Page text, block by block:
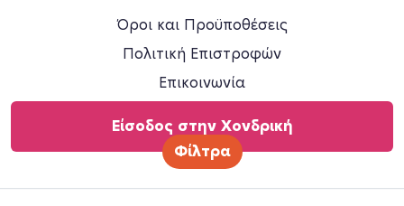
Φίλτρα
Όροι και Προϋποθέσεις
Πολιτική Επιστροφών
Επικοινωνία
Είσοδος στην Χονδρική